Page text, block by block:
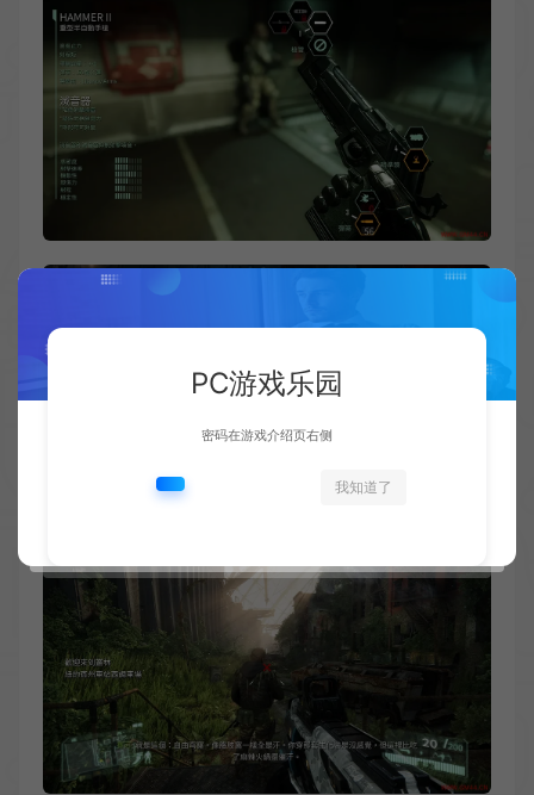
PC游戏乐园
密码在游戏介绍页右侧
我知道了